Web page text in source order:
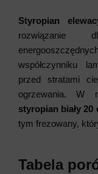
Styropian
rozwiązanie
współczynniku
przed stratami
ogrzewania. W
styropian biały 20
tym frezowany,
Tabela